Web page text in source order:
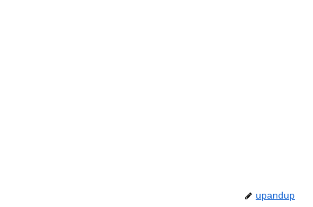
upandup